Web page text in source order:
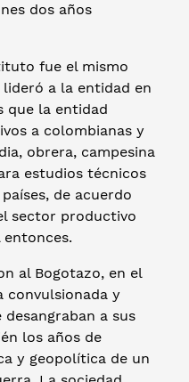
dos años
fue el mismo
lideró a la entidad en
que la entidad
a colombianas y
obrera, campesina
estudios técnicos
de acuerdo
sector productivo
entonces.
al Bogotazo, en el
convulsionada y
a sus
los años de
y geopolítica de un